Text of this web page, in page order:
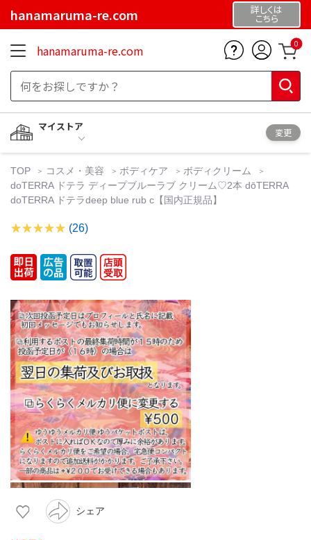
hanamaruma-re.com 詳しくは
こちら
hanamaruma-re.com 0
マイストア
変更
TOP コスメ・美容 ボディケア
ボディクリーム
doTERRA ドテラ ディープブルーラブ クリーム♡2本 dōTERRA
doTERRA ドテラdeep blue rub c【国内正規品】
(26)
シェア